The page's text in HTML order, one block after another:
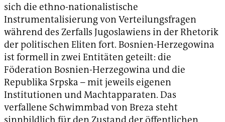
sich die ethno-nationalistische
Instrumentalisierung von Verteilungsfragen
während des Zerfalls Jugoslawiens in der Rhetorik
der politischen Eliten fort. Bosnien-Herzegowina
ist formell in zwei Entitäten geteilt: die
Föderation Bosnien-Herzegowina und die
Republika Srpska – mit jeweils eigenen
Institutionen und Machtapparaten. Das
verfallene Schwimmbad von Breza steht